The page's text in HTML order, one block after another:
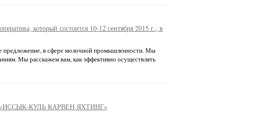
который состоится 10-12 сентября 2015 г., в
предложение, в сфере молочной промышленности. Мы
Мы расскажем вам, как эффективно осуществлять
КУЛЬ КАРВЕН ЯХТИНГ»